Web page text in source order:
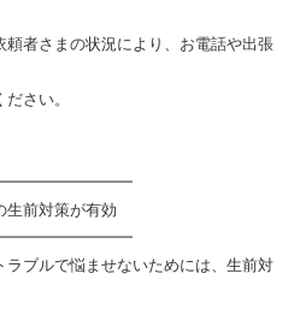
頼者さまの状況により、お電話や出張
さい。
前対策が有効
ブルで悩ませないためには、生前対